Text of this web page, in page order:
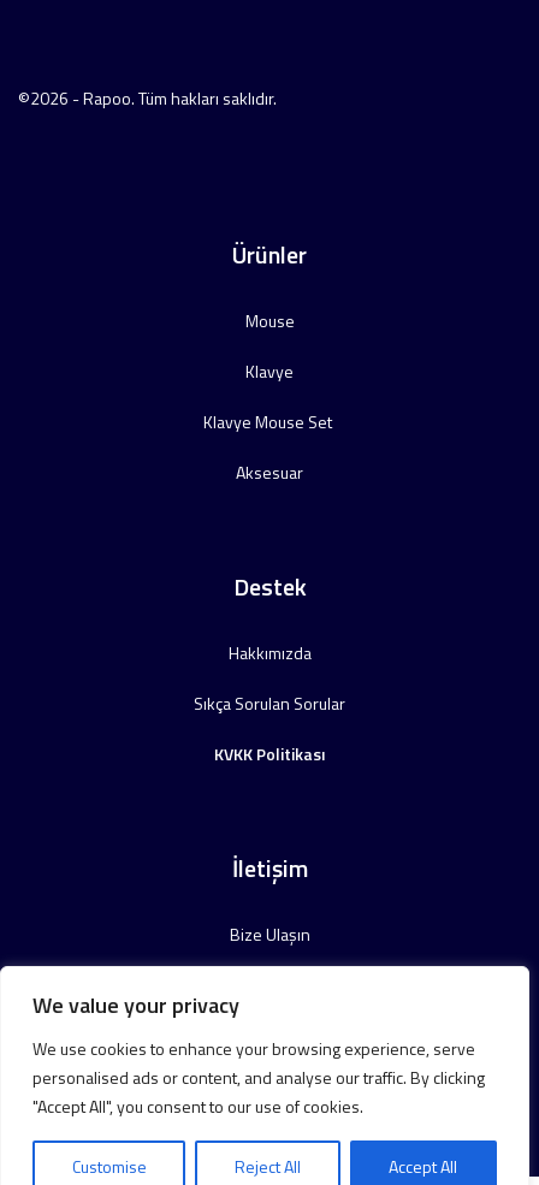
We value your privacy
We use cookies to enhance your browsing experience, serve
personalised ads or content, and analyse our traffic. By clicking
"Accept All", you consent to our use of cookies.
Customise Reject All Accept All
©2026 - Rapoo. Tüm hakları saklıdır.
Ürünler
Mouse
Klavye
Klavye Mouse Set
Aksesuar
Destek
Hakkımızda
Sıkça Sorulan Sorular
KVKK Politikası
İletişim
Bize Ulaşın